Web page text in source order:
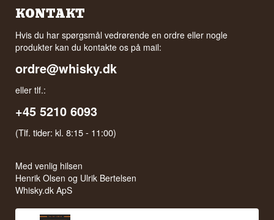
KONTAKT
Hvis du har spørgsmål vedrørende en ordre eller nogle
produkter kan du kontakte os på mail:
ordre@whisky.dk
eller tlf.:
+45 5210 6093
(Tlf. tider: kl. 8:15 - 11:00)
Med venlig hilsen
Henrik Olsen og Ulrik Bertelsen
Whisky.dk ApS